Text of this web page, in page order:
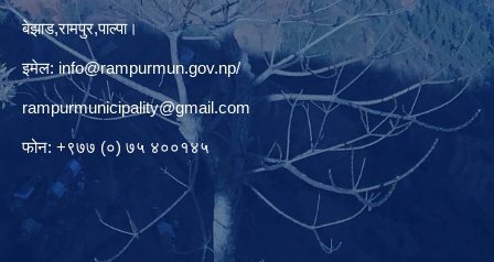
बेझाड,रामपुर,पाल्पा।
इमेल: info@rampurmun.gov.np/
rampurmunicipality@gmail.com
फोन: +९७७ (०) ७५ ४००१४५